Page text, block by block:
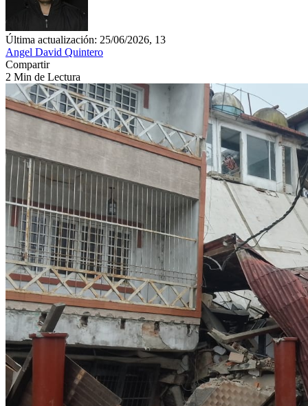
Última actualización: 25/06/2026, 13
Angel David Quintero
Compartir
2 Min de Lectura